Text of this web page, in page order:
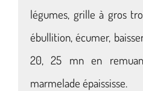
légumes, grille à gros
ébullition, écumer,
20, 25 mn en
marmelade épaississe.